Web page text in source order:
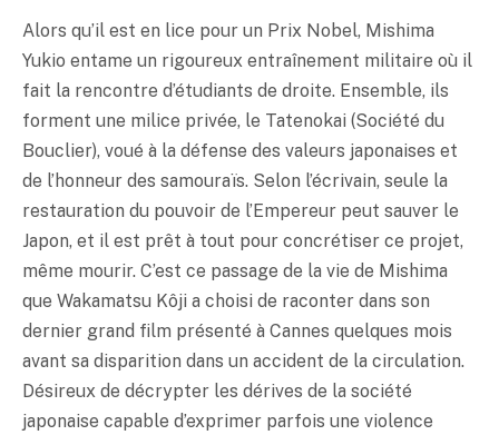
Alors qu’il est en lice pour un Prix Nobel, Mishima
Yukio entame un rigoureux entraînement militaire où il
fait la rencontre d’étudiants de droite. Ensemble, ils
forment une milice privée, le Tatenokai (Société du
Bouclier), voué à la défense des valeurs japonaises et
de l’honneur des samouraïs. Selon l’écrivain, seule la
restauration du pouvoir de l’Empereur peut sauver le
Japon, et il est prêt à tout pour concrétiser ce projet,
même mourir. C’est ce passage de la vie de Mishima
que Wakamatsu Kôji a choisi de raconter dans son
dernier grand film présenté à Cannes quelques mois
avant sa disparition dans un accident de la circulation.
Désireux de décrypter les dérives de la société
japonaise capable d’exprimer parfois une violence